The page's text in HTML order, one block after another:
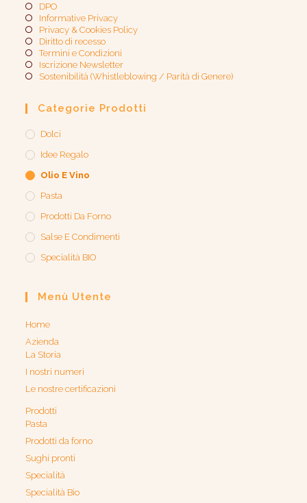
DPO
Informative Privacy
Privacy & Cookies Policy
Diritto di recesso
Termini e Condizioni
Iscrizione Newsletter
Sostenibilità (Whistleblowing / Parità di Genere)​
Categorie Prodotti
Dolci
Idee Regalo
Olio E Vino
Pasta
Prodotti Da Forno
Salse E Condimenti
Specialità BIO
Menù Utente
Home
Azienda
La Storia
I nostri numeri
Le nostre certificazioni
Prodotti
Pasta
Prodotti da forno
Sughi pronti
Specialità
Specialità Bio